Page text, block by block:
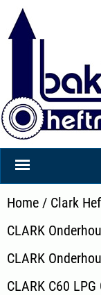
Home / Clark
CLARK
CLARK
CLARK C60 LPG